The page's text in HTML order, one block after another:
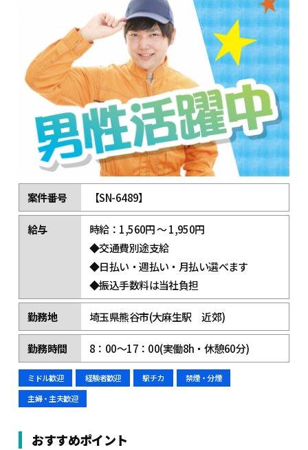
案件番号 【SN-6489】
給与
時給：1,560円 ～ 1,950円
◆交通費別途支給
◆日払い・週払い・月払い選べます
◆振込手数料は当社負担
勤務地 埼玉県熊谷市(大麻生駅 近郊)
勤務時間 8：00～17：00(実働8h・休憩60分)
ミドル歓迎 経験者歓迎 駅チカ
禁煙・分煙
主婦・主夫歓迎
おすすめポイント